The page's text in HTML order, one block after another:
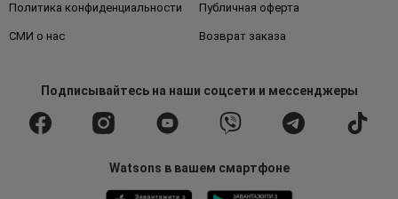
Политика конфиденциальности Публичная оферта
СМИ о нас Возврат заказа
Подписывайтесьна наши соцсети и мессенджеры
Watsons в вашем смартфоне